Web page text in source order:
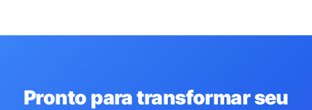
Pronto para transformar seu